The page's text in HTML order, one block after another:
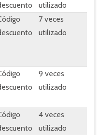
utilizado
7 veces
utilizado
9 veces
utilizado
4 veces
utilizado